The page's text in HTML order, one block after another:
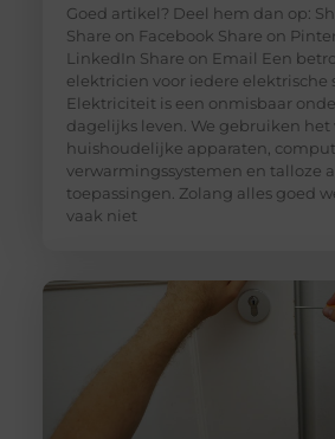
Goed artikel? Deel hem dan op:
Share on Facebook Share on
LinkedIn Share on Email Een
elektricien voor iedere elektrische
Elektriciteit is een onmisbaar
dagelijks leven. We gebruiken
huishoudelijke apparaten,
verwarmingssystemen en talloze
toepassingen. Zolang alles goed
vaak niet